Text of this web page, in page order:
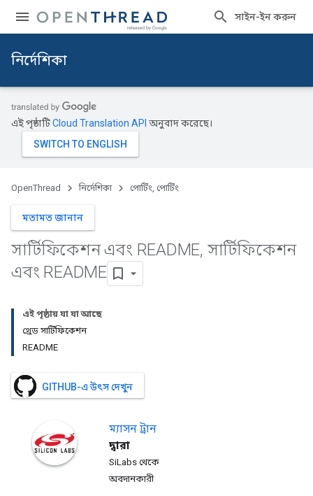
সাইন-ইন করুন
নির্দেশিকা
এই পৃষ্ঠাটিCloud Translation API অনুবাদ করেছে।
OpenThread নির্দেশিকা পোর্টিং, পোর্টিং
মতামত জানান
সার্টিফিকেশন এবং README, সার্টিফিকেশন
এবং README
এই পৃষ্ঠায় যা যা আছে
থ্রেড সার্টিফিকেশন
README
GITHUB-এ উৎস দেখুন
ম্যাসন ট্রান
দ্বারা
SiLabs থেকে
অবদানকারী